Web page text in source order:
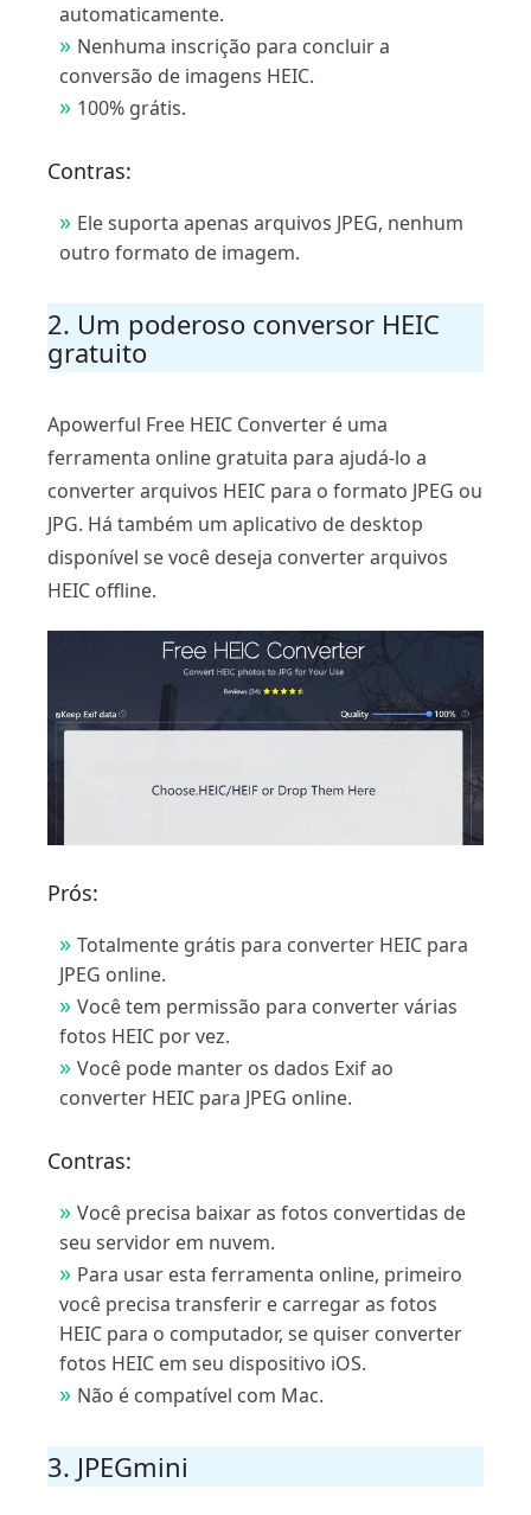
automaticamente.
Nenhuma inscrição para concluir a
conversão de imagens HEIC.
100% grátis.
Contras:
Ele suporta apenas arquivos JPEG, nenhum
outro formato de imagem.
2. Um poderoso conversor HEIC
gratuito
Apowerful Free HEIC Converter é uma
ferramenta online gratuita para ajudá-lo a
converter arquivos HEIC para o formato JPEG ou
JPG. Há também um aplicativo de desktop
disponível se você deseja converter arquivos
HEIC offline.
Prós:
Totalmente grátis para converter HEIC para
JPEG online.
Você tem permissão para converter várias
fotos HEIC por vez.
Você pode manter os dados Exif ao
converter HEIC para JPEG online.
Contras:
Você precisa baixar as fotos convertidas de
seu servidor em nuvem.
Para usar esta ferramenta online, primeiro
você precisa transferir e carregar as fotos
HEIC para o computador, se quiser converter
fotos HEIC em seu dispositivo iOS.
Não é compatível com Mac.
3. JPEGmini